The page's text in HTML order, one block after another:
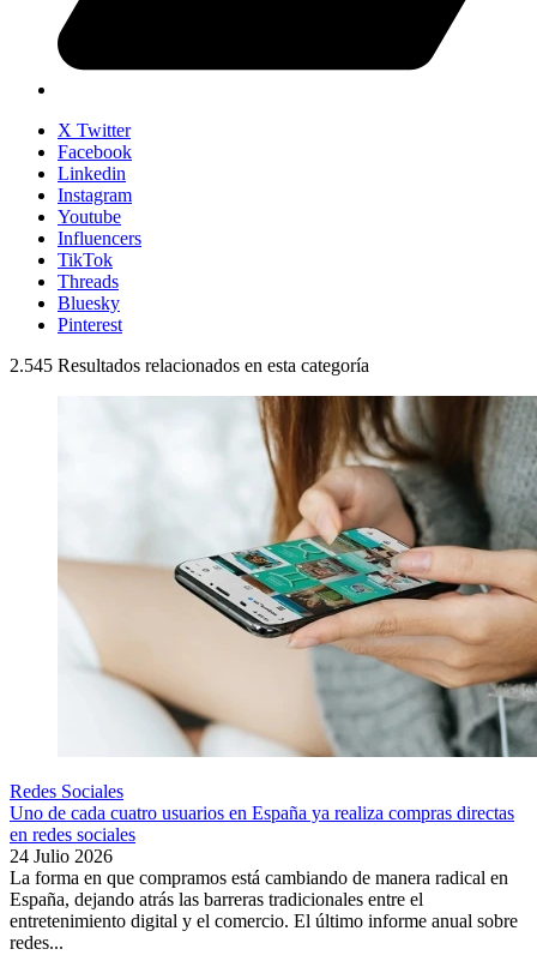
X Twitter
Facebook
Linkedin
Instagram
Youtube
Influencers
TikTok
Threads
Bluesky
Pinterest
2.545 Resultados relacionados en esta categoría
Redes Sociales
Uno de cada cuatro usuarios en España ya realiza compras directas
en redes sociales
24 Julio 2026
La forma en que compramos está cambiando de manera radical en
España, dejando atrás las barreras tradicionales entre el
entretenimiento digital y el comercio. El último informe anual sobre
redes...